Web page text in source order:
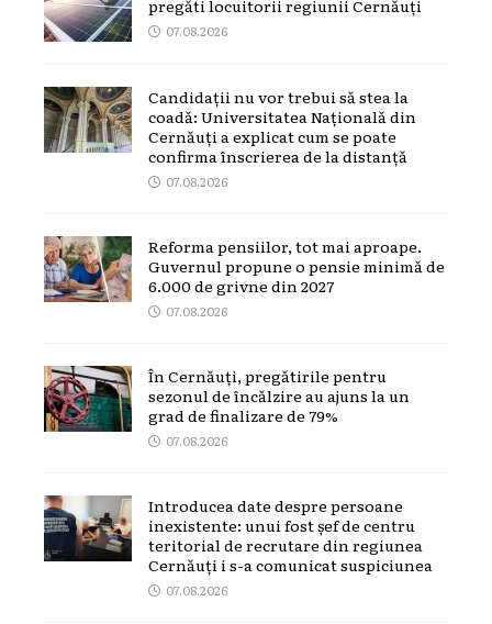
pregăti locuitorii regiunii Cernăuți
07.08.2026
Candidații nu vor trebui să stea la
coadă: Universitatea Națională din
Cernăuți a explicat cum se poate
confirma înscrierea de la distanță
07.08.2026
Reforma pensiilor, tot mai aproape.
Guvernul propune o pensie minimă de
6.000 de grivne din 2027
07.08.2026
În Cernăuți, pregătirile pentru
sezonul de încălzire au ajuns la un
grad de finalizare de 79%
07.08.2026
Introducea date despre persoane
inexistente: unui fost șef de centru
teritorial de recrutare din regiunea
Cernăuți i s-a comunicat suspiciunea
07.08.2026